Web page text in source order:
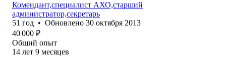
Комендант,специалист АХО,старший
администратор,секретарь
51 год • Обновлено 30 октября 2013
40 000 ₽
Общий опыт
14 лет 9 месяцев